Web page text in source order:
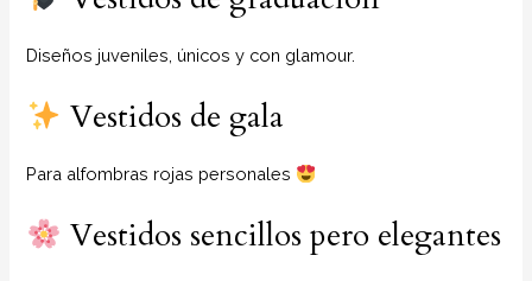
Diseños juveniles, únicos y con glamour.
Vestidos de gala
Para alfombras rojas personales
Vestidos sencillos pero elegantes